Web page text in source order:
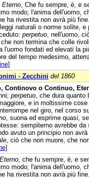
Eterno , Che fu sempre, è, e
modo; l'anima dell'uomo,
ha rivestita non avrà più
naturali o norme solite,
perpetuo , nell'uomo,
non termina che colle
l'uomo fondati ed elevati la
del tempo medesimo,
- Zecchini del 1860
Continovo o Continuo,
perpetuo , che dura
e in moltissime
nel giro, nel corso
, suona ed esprime quasi,
sempiterno avrebbe
avuto un principio non
, ciò che non muore, che
Eterno , che fu sempre, è, e
modo; l'anima dell'uomo,
ha rivestita non avrà più fine.